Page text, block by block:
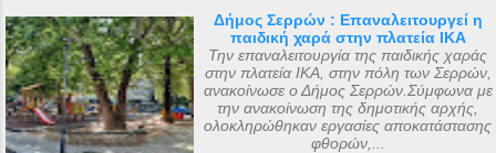
Δήμος Σερρών : Επαναλειτουργεί η
παιδική χαρά στην πλατεία ΙΚΑ
Την επαναλειτουργία της παιδικής χαράς
στην πλατεία ΙΚΑ, στην πόλη των Σερρών,
ανακοίνωσε ο Δήμος Σερρών.Σύμφωνα με
την ανακοίνωση της δημοτικής αρχής,
ολοκληρώθηκαν εργασίες αποκατάστασης
φθορών,...